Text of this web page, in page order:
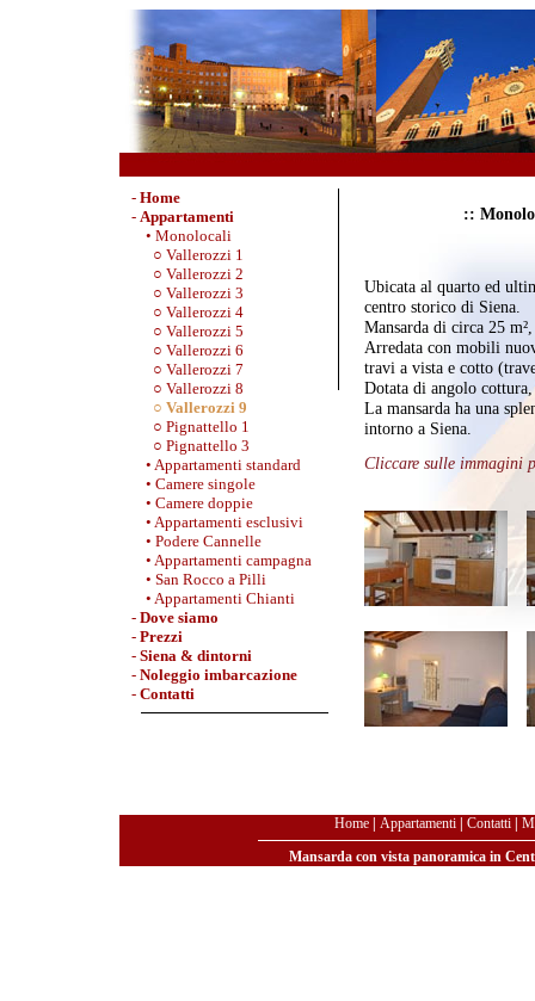
- Home
- Appartamenti
• Monolocali
○ Vallerozzi 1
○ Vallerozzi 2
○ Vallerozzi 3
○ Vallerozzi 4
○ Vallerozzi 5
○ Vallerozzi 6
○ Vallerozzi 7
○ Vallerozzi 8
○ Vallerozzi 9
○ Pignattello 1
○ Pignattello 3
• Appartamenti standard
• Camere singole
• Camere doppie
• Appartamenti esclusivi
• Podere Cannelle
• Appartamenti campagna
• San Rocco a Pilli
• Appartamenti Chianti
- Dove siamo
- Prezzi
- Siena & dintorni
- Noleggio imbarcazione
- Contatti
::
Ubicata al quarto ed
centro storico di Siena.
Mansarda di circa 25
Arredata con mobili
travi a vista e cotto
Dotata di angolo
La mansarda ha una
intorno a Siena.
Cliccare sulle immagini
Home| Appartamenti| Contatti|
Mansarda con vista panoramica in